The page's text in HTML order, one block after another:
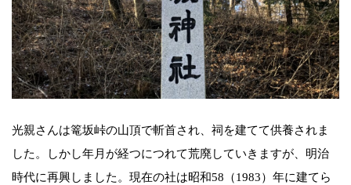
光親さんは篭坂峠の山頂で斬首され、祠を建てて供養されま
した。しかし年月が経つにつれて荒廃していきますが、明治
時代に再興しました。現在の社は昭和58（1983）年に建てら